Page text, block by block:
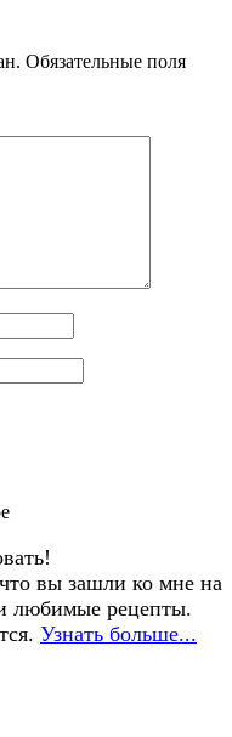
Обязательные поля
вы зашли ко мне на
любимые рецепты.
Узнать больше...